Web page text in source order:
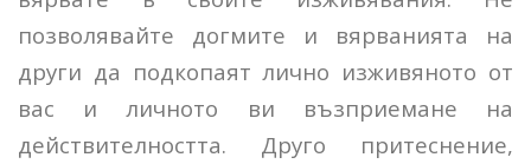
позволявайте догмите и вярванията на
други да подкопаят лично изживяното от
вас и личното ви възприемане на
действителността. Друго притеснение,